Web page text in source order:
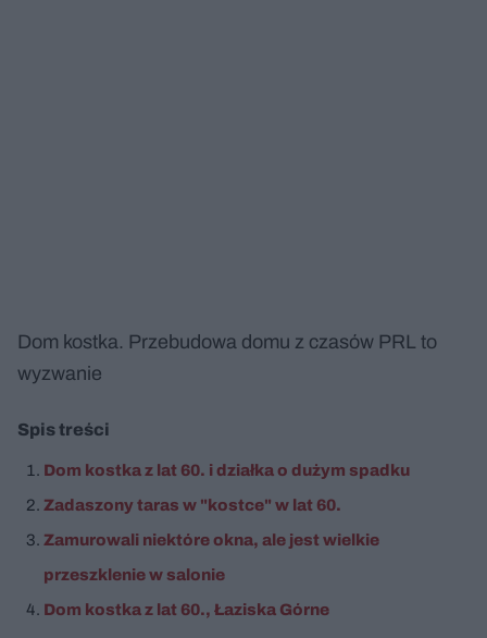
Dom kostka. Przebudowa domu z czasów PRL to
wyzwanie
Spis treści
Dom kostka z lat 60. i działka o dużym spadku
Zadaszony taras w "kostce" w lat 60.
Zamurowali niektóre okna, ale jest wielkie
przeszklenie w salonie
Dom kostka z lat 60., Łaziska Górne